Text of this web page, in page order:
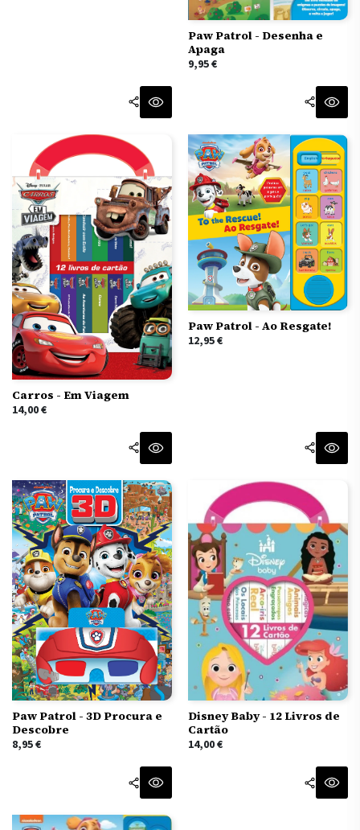
Paw Patrol - Desenha e
Apaga
9,95€
Carros - Em Viagem
14,00€
Paw Patrol - Ao Resgate!
12,95€
Paw Patrol - 3D Procura e
Descobre
8,95€
Disney Baby - 12 Livros de
Cartão
14,00€